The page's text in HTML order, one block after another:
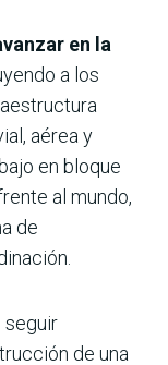
en la
a los
aérea y
en bloque
al mundo,
de
seguir
de una